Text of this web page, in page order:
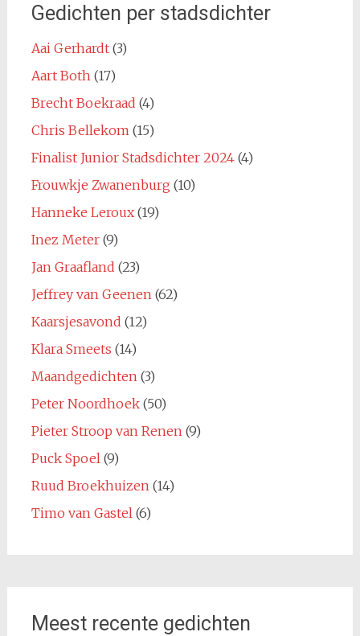
Gedichten per stadsdichter
Aai Gerhardt(3)
Aart Both (17)
Brecht Boekraad (4)
Chris Bellekom (15)
Finalist Junior Stadsdichter 2024(4)
Frouwkje Zwanenburg (10)
Hanneke Leroux(19)
Inez Meter(9)
Jan Graafland (23)
Jeffrey van Geenen (62)
Kaarsjesavond (12)
Klara Smeets (14)
Maandgedichten (3)
Peter Noordhoek(50)
Pieter Stroop van Renen (9)
Puck Spoel (9)
Ruud Broekhuizen (14)
Timo van Gastel (6)
Meest recente gedichten